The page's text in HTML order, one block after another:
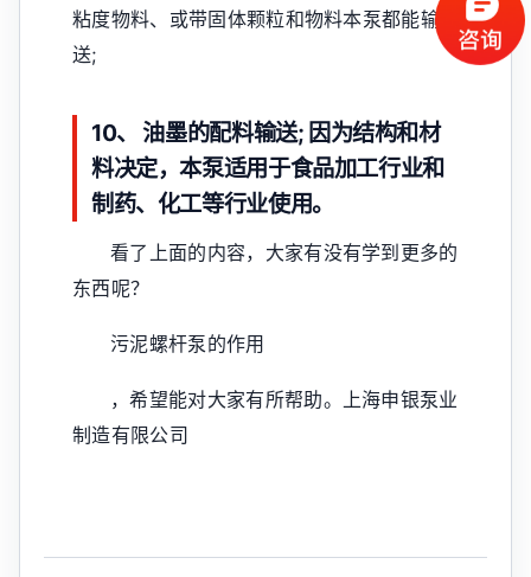
粘度物料、或带固体颗粒和物料本泵都能输
送;
10、 油墨的配料输送; 因为结构和材
料决定，本泵适用于食品加工行业和
制药、化工等行业使用。
看了上面的内容，大家有没有学到更多的
东西呢？
污泥螺杆泵的作用
，希望能对大家有所帮助。上海申银泵业
制造有限公司